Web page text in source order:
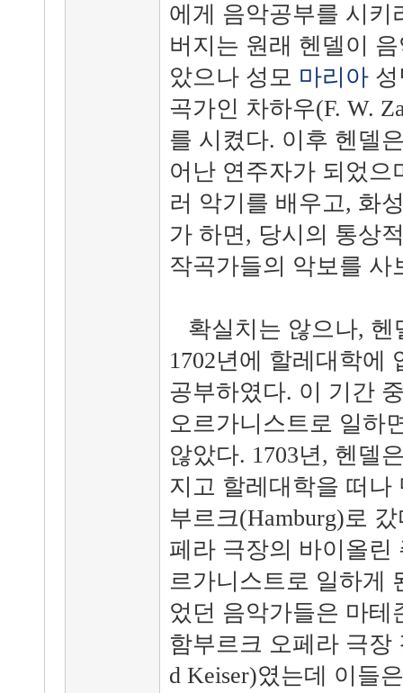
에게 음악공부를 시키
버지는 원래 헨델이
았으나 성모 마리아성
곡가인 차하우(F. W.
를 시켰다. 이후 헨델
어난 연주자가 되었으
러 악기를 배우고, 화
가 하면, 당시의 통상
작곡가들의 악보를 사
확실치는 않으나, 헨
1702년에 할레대학에
공부하였다. 이 기간
오르가니스트로 일하
않았다. 1703년, 헨델
지고 할레대학을 떠나
부르크(Hamburg)로
페라 극장의 바이올린
르가니스트로 일하게
었던 음악가들은 마테
함부르크 오페라 극장
d Keiser)였는데 이들